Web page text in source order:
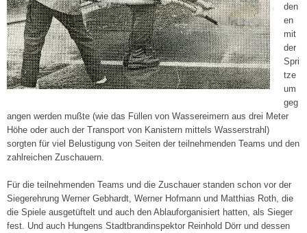
den
en
mit
der
Spri
tze
um
geg
angen werden mußte (wie das Füllen von Wassereimern aus drei Meter
Höhe oder auch der Transport von Kanistern mittels Wasserstrahl)
sorgten für viel Belustigung von Seiten der teilnehmenden Teams und den
zahlreichen Zuschauern.
Für die teilnehmenden Teams und die Zuschauer standen schon vor der
Siegerehrung Werner Gebhardt, Werner Hofmann und Matthias Roth, die
die Spiele ausgetüftelt und auch den Ablauforganisiert hatten, als Sieger
fest. Und auch Hungens Stadtbrandinspektor Reinhold Dörr und dessen